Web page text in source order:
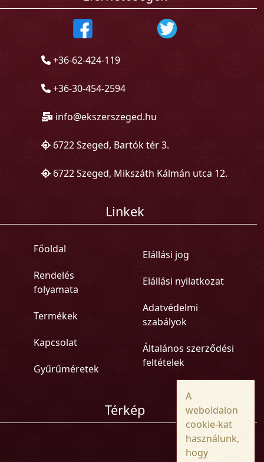
+36-62-424-119
+36-30-454-2594
info@ekszerszeged.hu
6722 Szeged, Bartók tér 3.
6722 Szeged, Mikszáth Kálmán utca 12.
Linkek
Főoldal
Rendelés
folyamata
Termékek
Kapcsolat
Gyűrűméretek
Elállási jog
Elállási nyilatkozat
Adatvédelmi
szabályok
Általános szerződési
feltételek
Térkép
A
weboldalon
cookie-kat
használunk,
hogy